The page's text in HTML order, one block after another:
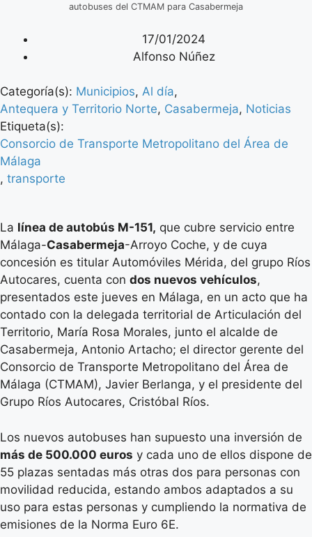
autobuses del CTMAM para Casabermeja
17/01/2024
Alfonso Núñez
Categoría(s): Municipios, Al día,
Antequera y Territorio Norte, Casabermeja, Noticias
Etiqueta(s):
Consorcio de Transporte Metropolitano del Área de
Málaga
, transporte
La línea de autobús M-151, que cubre servicio entre
Málaga-Casabermeja-Arroyo Coche, y de cuya
concesión es titular Automóviles Mérida, del grupo Ríos
Autocares, cuenta con dos nuevos vehículos,
presentados este jueves en Málaga, en un acto que ha
contado con la delegada territorial de Articulación del
Territorio, María Rosa Morales, junto el alcalde de
Casabermeja, Antonio Artacho; el director gerente del
Consorcio de Transporte Metropolitano del Área de
Málaga (CTMAM), Javier Berlanga, y el presidente del
Grupo Ríos Autocares, Cristóbal Ríos.
Los nuevos autobuses han supuesto una inversión de
más de 500.000 euros y cada uno de ellos dispone de
55 plazas sentadas más otras dos para personas con
movilidad reducida, estando ambos adaptados a su
uso para estas personas y cumpliendo la normativa de
emisiones de la Norma Euro 6E.